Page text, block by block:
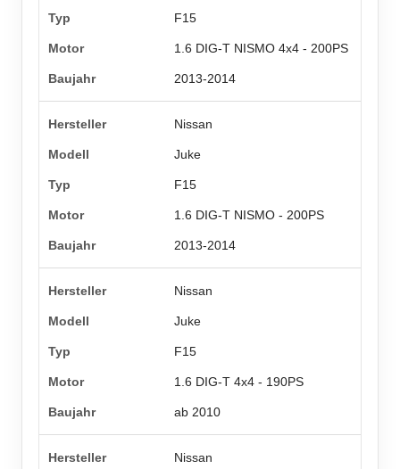
F15
1.6 DIG-T NISMO 4x4 - 200PS
2013-2014
Nissan
Juke
F15
1.6 DIG-T NISMO - 200PS
2013-2014
Nissan
Juke
F15
1.6 DIG-T 4x4 - 190PS
ab 2010
Nissan